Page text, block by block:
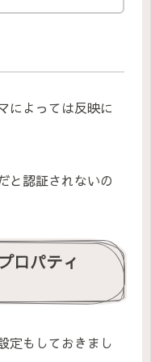
によっては反映に
と認証されないの
ロパティ
定もしておきまし